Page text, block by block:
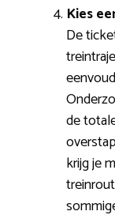
Kies
De
de
krijg je